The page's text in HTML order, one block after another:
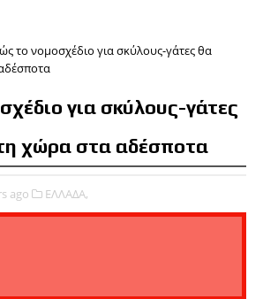
το νομοσχέδιο για σκύλους-γάτες θα
για σκύλους-γάτες
χώρα στα αδέσποτα
ago ΕΛΛΑΔΑ,